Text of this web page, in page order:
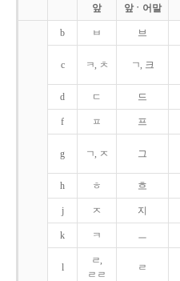
앞
앞ㆍ어말
b ㅂ 브
c ㅋ, ㅊ ㄱ, 크
d ㄷ 드
f ㅍ 프
g ㄱ, ㅈ 그
h ㅎ 흐
j ㅈ 지
k ㅋ ㅡ
l
ㄹ,
ㄹㄹ
ㄹ